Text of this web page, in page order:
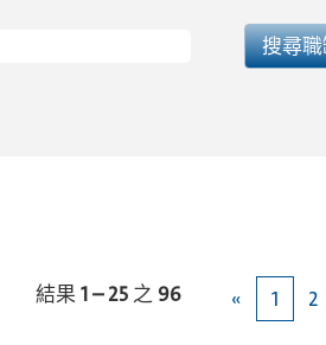
結果 1 – 25 之 96 « 1 2